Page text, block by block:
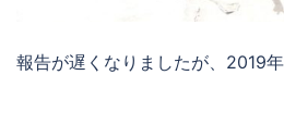
報告が遅くなりましたが、2019